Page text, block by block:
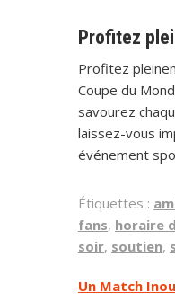
Profitez
Profitez
Coupe du
savourez
laissez-vous
événement
Étiquettes :
fans, horaire
soir, soutien,
Un Match